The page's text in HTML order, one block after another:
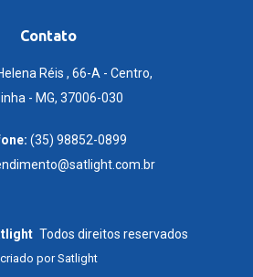
Contato
Réis , 66-A - Centro,
- MG, 37006-030
(35) 98852-0899
Todos direitos reservados
criado porSatlight